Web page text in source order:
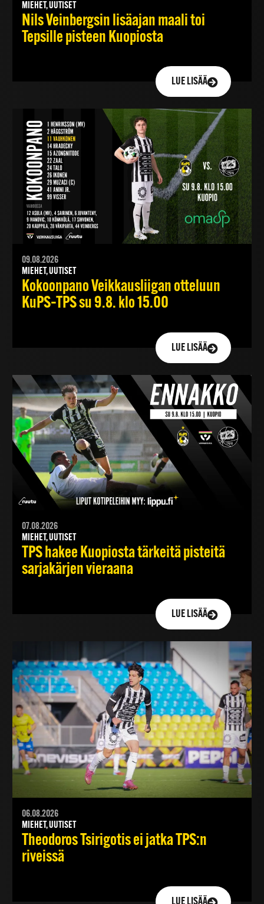
MIEHET, UUTISET
Nils Veinbergsin lisäajan maali toi
Tepsille pisteen Kuopiosta
LUE LISÄÄ
09.08.2026
MIEHET, UUTISET
Kokoonpano Veikkausliigan otteluun
KuPS–TPS su 9.8. klo 15.00
LUE LISÄÄ
07.08.2026
MIEHET, UUTISET
TPS hakee Kuopiosta tärkeitä pisteitä
sarjakärjen vieraana
LUE LISÄÄ
06.08.2026
MIEHET, UUTISET
Theodoros Tsirigotis ei jatka TPS:n
riveissä